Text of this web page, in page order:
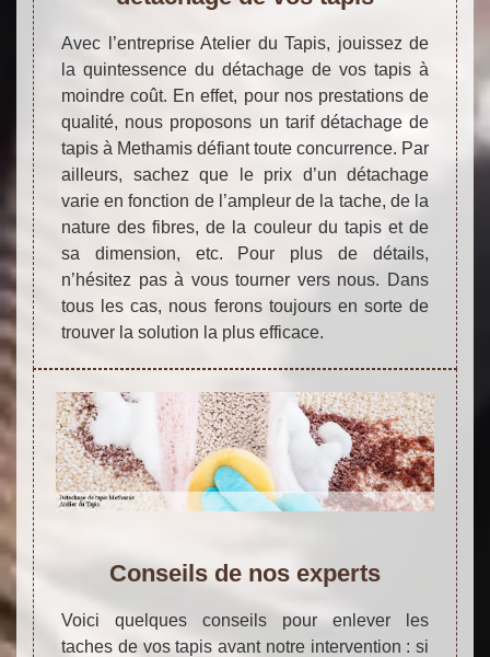
Avec l’entreprise Atelier du Tapis, jouissez de
la quintessence du détachage de vos tapis à
moindre coût. En effet, pour nos prestations de
qualité, nous proposons un tarif détachage de
tapis à Methamis défiant toute concurrence. Par
ailleurs, sachez que le prix d’un détachage
varie en fonction de l’ampleur de la tache, de la
nature des fibres, de la couleur du tapis et de
sa dimension, etc. Pour plus de détails,
n’hésitez pas à vous tourner vers nous. Dans
tous les cas, nous ferons toujours en sorte de
trouver la solution la plus efficace.
Conseils de nos experts
Voici quelques conseils pour enlever les
taches de vos tapis avant notre intervention : si